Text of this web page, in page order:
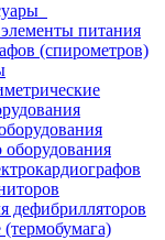
питания
(спирометров)
дефибрилляторов